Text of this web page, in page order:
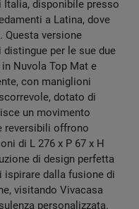
Italia, disponibile presso
a Latina, dove
Questa versione
per le sue due
Nuvola Top Mat e
con maniglioni
dotato di
un movimento
reversibili offrono
di L 276 x P 67 x H
di design perfetta
dalla fusione di
visitando Vivacasa
personalizzata.